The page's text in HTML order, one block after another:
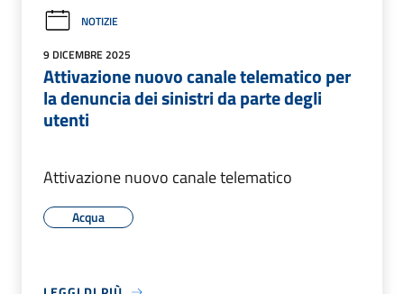
NOTIZIE
9 DICEMBRE 2025
Attivazione nuovo canale telematico per
la denuncia dei sinistri da parte degli
utenti
Attivazione nuovo canale telematico
Acqua